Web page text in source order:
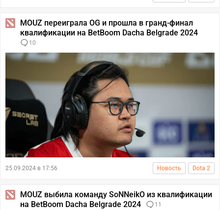
MOUZ переиграла OG и прошла в гранд-финал
квалификации на BetBoom Dacha Belgrade 2024
10
25.09.2024 в 17:56 Новость Dota 2
MOUZ выбила команду SoNNeikO из квалификации
на BetBoom Dacha Belgrade 2024
11